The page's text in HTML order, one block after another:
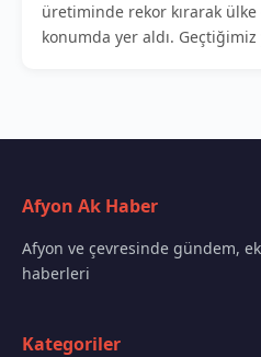
üretiminde rekor kırarak
konumda yer aldı. Geçtiğimiz
Afyon Ak Haber
Afyon ve çevresinde gündem,
haberleri
Kategoriler